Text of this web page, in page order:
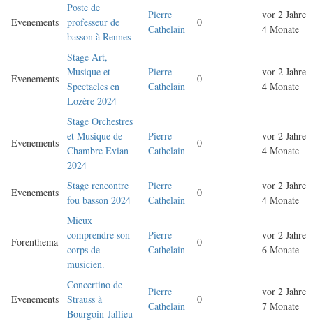
Evenements
Poste de
professeur de
basson à Rennes
Pierre
Cathelain
0
vor 2 Jahre
4 Monate
Evenements
Stage Art,
Musique et
Spectacles en
Lozère 2024
Pierre
Cathelain
0
vor 2 Jahre
4 Monate
Evenements
Stage Orchestres
et Musique de
Chambre Evian
2024
Pierre
Cathelain
0
vor 2 Jahre
4 Monate
Evenements
Stage rencontre
fou basson 2024
Pierre
Cathelain
0
vor 2 Jahre
4 Monate
Forenthema
Mieux
comprendre son
corps de
musicien.
Pierre
Cathelain
0
vor 2 Jahre
6 Monate
Evenements
Concertino de
Strauss à
Bourgoin-Jallieu
Pierre
Cathelain
0
vor 2 Jahre
7 Monate